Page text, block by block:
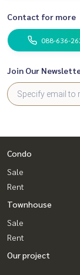
Contact for more
088-636-
Join Our
Condo
Sale
Rent
Townhouse
Sale
Rent
Our project